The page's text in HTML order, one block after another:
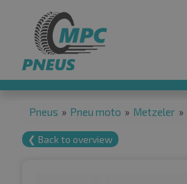
Pneus » Pneu moto » Metzeler »
❮ Back to overview